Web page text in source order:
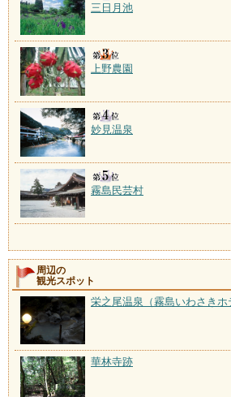
三日月池
上野農園
妙見温泉
霧島民芸村
周辺の
観光スポット
栄之尾温泉（霧島いわさきホ
華林寺跡